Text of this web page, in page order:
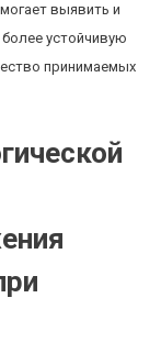
выявить и
устойчивую
принимаемых